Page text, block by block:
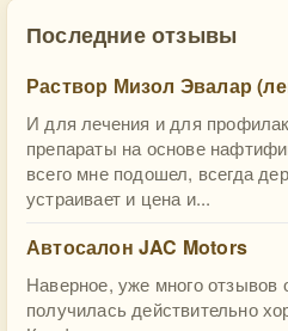
Последние отзывы
Раствор Мизол Эвалар
И для лечения и для
препараты на основе
всего мне подошел, всегда
устраивает и цена и...
Автосалон JAC Motors
Наверное, уже много
получилась действительно